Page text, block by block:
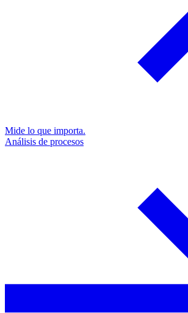
Mide lo que importa.
Análisis de procesos